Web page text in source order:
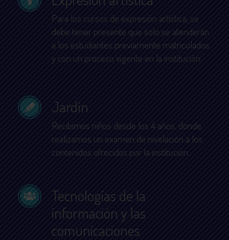
Para los cursos de expresión artística, se
debe tener presente que solo se atenderán
a los estudiantes previamente matriculados
y con un proceso vigente en la institución.
Jardín
Recibimos niños desde los 4 años, donde
realizamos un examen de nivelación a los
contenidos ofrecidos por la institución.
Tecnologías de la
información y las
comunicaciones